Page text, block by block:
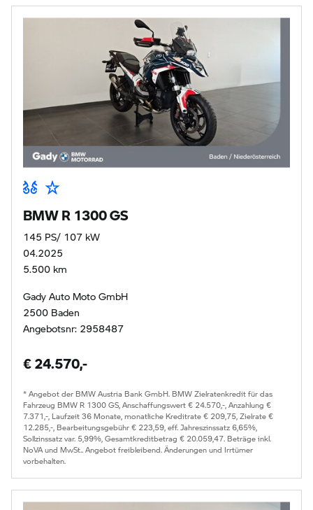
BMW R 1300 GS
145 PS/ 107 kW
04.2025
5.500 km
Gady Auto Moto GmbH
2500 Baden
Angebotsnr: 2958487
€ 24.570,-
* Angebot der BMW Austria Bank GmbH. BMW Zielratenkredit für das
Fahrzeug BMW R 1300 GS, Anschaffungswert € 24.570,-, Anzahlung €
7.371,-, Laufzeit 36 Monate, monatliche Kreditrate € 209,75, Zielrate €
12.285,-, Bearbeitungsgebühr € 223,59, eff. Jahreszinssatz 6,65%,
Sollzinssatz var. 5,99%, Gesamtkreditbetrag € 20.059,47. Beträge inkl.
NoVA und MwSt.. Angebot freibleibend. Änderungen und Irrtümer
vorbehalten.